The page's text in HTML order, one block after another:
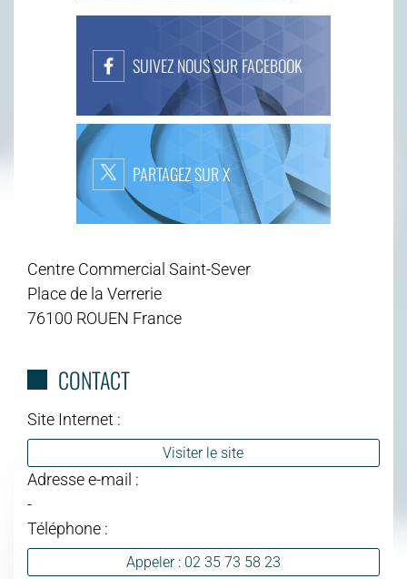
SUIVEZ NOUS SUR FACEBOOK
PARTAGEZ SUR X
Centre Commercial Saint-Sever
Place de la Verrerie
76100 ROUEN France
CONTACT
Site Internet :
Visiter le site
Adresse e-mail :
-
Téléphone :
Appeler : 02 35 73 58 23